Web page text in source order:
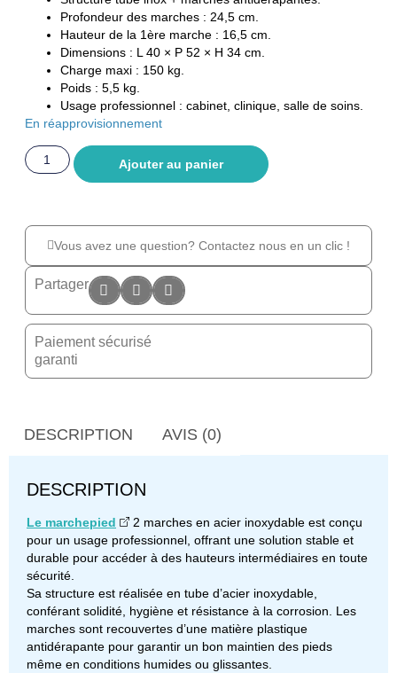
Profondeur des marches : 24,5 cm.
Hauteur de la 1ère marche : 16,5 cm.
Dimensions : L 40 × P 52 × H 34 cm.
Charge maxi : 150 kg.
Poids : 5,5 kg.
Usage professionnel : cabinet, clinique, salle de soins.
En réapprovisionnement
Ajouter au panier
Vous avez une question? Contactez nous en un clic !
Partager
Paiement sécurisé
garanti
DESCRIPTION AVIS (0)
DESCRIPTION
Le marchepied
2 marches en acier inoxydable est conçu
pour un usage professionnel, offrant une solution stable et
durable pour accéder à des hauteurs intermédiaires en toute
sécurité.
Sa structure est réalisée en tube d’acier inoxydable,
conférant solidité, hygiène et résistance à la corrosion. Les
marches sont recouvertes d’une matière plastique
antidérapante pour garantir un bon maintien des pieds
même en conditions humides ou glissantes.